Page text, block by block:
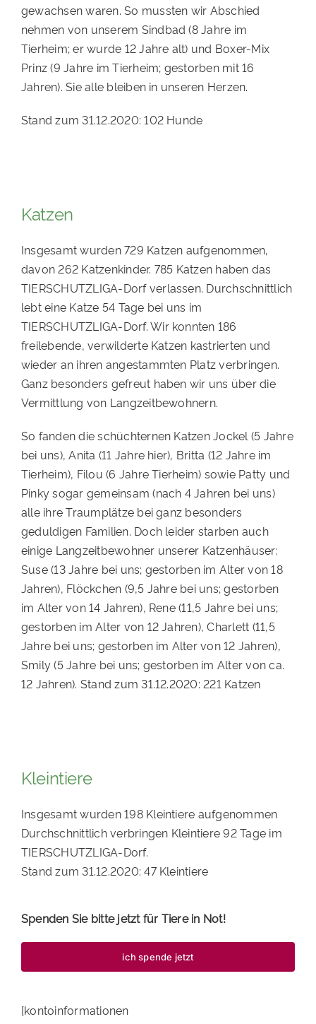
gewachsen waren. So mussten wir Abschied
nehmen von unserem Sindbad (8 Jahre im
Tierheim; er wurde 12 Jahre alt) und Boxer-Mix
Prinz (9 Jahre im Tierheim; gestorben mit 16
Jahren). Sie alle bleiben in unseren Herzen.
Stand zum 31.12.2020: 102 Hunde
Katzen
Insgesamt wurden 729 Katzen aufgenommen,
davon 262 Katzenkinder. 785 Katzen haben das
TIERSCHUTZLIGA-Dorf verlassen. Durchschnittlich
lebt eine Katze 54 Tage bei uns im
TIERSCHUTZLIGA-Dorf. Wir konnten 186
freilebende, verwilderte Katzen kastrierten und
wieder an ihren angestammten Platz verbringen.
Ganz besonders gefreut haben wir uns über die
Vermittlung von Langzeitbewohnern.
So fanden die schüchternen Katzen Jockel (5 Jahre
bei uns), Anita (11 Jahre hier), Britta (12 Jahre im
Tierheim), Filou (6 Jahre Tierheim) sowie Patty und
Pinky sogar gemeinsam (nach 4 Jahren bei uns)
alle ihre Traumplätze bei ganz besonders
geduldigen Familien. Doch leider starben auch
einige Langzeitbewohner unserer Katzenhäuser:
Suse (13 Jahre bei uns; gestorben im Alter von 18
Jahren), Flöckchen (9,5 Jahre bei uns; gestorben
im Alter von 14 Jahren), Rene (11,5 Jahre bei uns;
gestorben im Alter von 12 Jahren), Charlett (11,5
Jahre bei uns; gestorben im Alter von 12 Jahren),
Smily (5 Jahre bei uns; gestorben im Alter von ca.
12 Jahren). Stand zum 31.12.2020: 221 Katzen
Kleintiere
Insgesamt wurden 198 Kleintiere aufgenommen
Durchschnittlich verbringen Kleintiere 92 Tage im
TIERSCHUTZLIGA-Dorf.
Stand zum 31.12.2020: 47 Kleintiere
Spenden Sie bitte jetzt für Tiere in Not!
ich spende jetzt
[kontoinformationen